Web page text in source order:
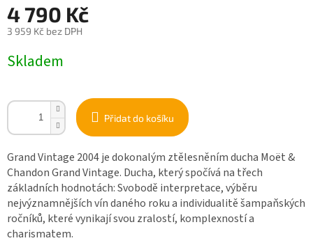
4 790 Kč
3 959 Kč bez DPH
cena:
Skladem
Přidat do košíku
Grand Vintage 2004 je dokonalým ztělesněním ducha Moët &
Chandon Grand Vintage. Ducha, který spočívá na třech
základních hodnotách: Svobodě interpretace, výběru
nejvýznamnějších vín daného roku a individualitě šampaňských
ročníků, které vynikají svou zralostí, komplexností a
charismatem.